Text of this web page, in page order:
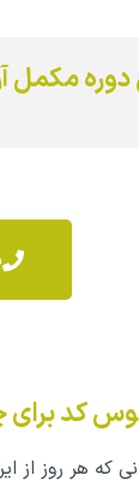
مکمل
کد
که هر روز از